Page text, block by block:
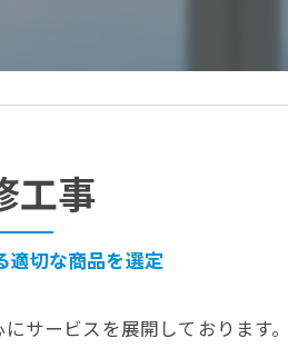
自社
工事
適切な商品を選定
サービスを展開しております